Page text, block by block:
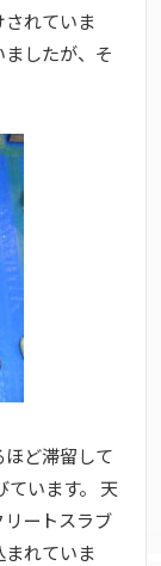
れていま
したが、そ
ど滞留して
ています。 天
ートスラブ
れていま